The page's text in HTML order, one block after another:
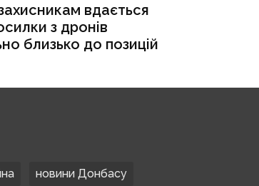
вдається
з дронів
близько до позицій
новини Донбасу